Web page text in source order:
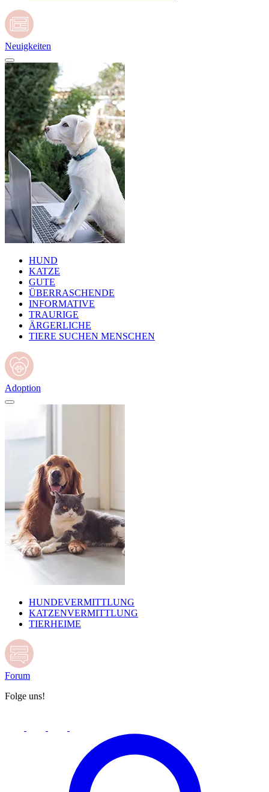
Neuigkeiten
HUND
KATZE
GUTE
ÜBERRASCHENDE
INFORMATIVE
TRAURIGE
ÄRGERLICHE
TIERE SUCHEN MENSCHEN
Adoption
HUNDEVERMITTLUNG
KATZENVERMITTLUNG
TIERHEIME
Forum
Folge uns!